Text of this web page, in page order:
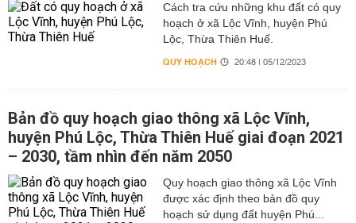
Cách tra cứu những khu đất có quy
hoạch ở xã Lộc Vĩnh, huyện Phú
Lộc, Thừa Thiên Huế.
QUY HOẠCH 20:48 | 05/12/2023
Bản đồ quy hoạch giao thông xã Lộc Vĩnh,
huyện Phú Lộc, Thừa Thiên Huế giai đoạn 2021
– 2030, tầm nhìn đến năm 2050
Quy hoạch giao thông xã Lộc Vĩnh
được xác định theo bản đồ quy
hoạch sử dụng đất huyện Phú...